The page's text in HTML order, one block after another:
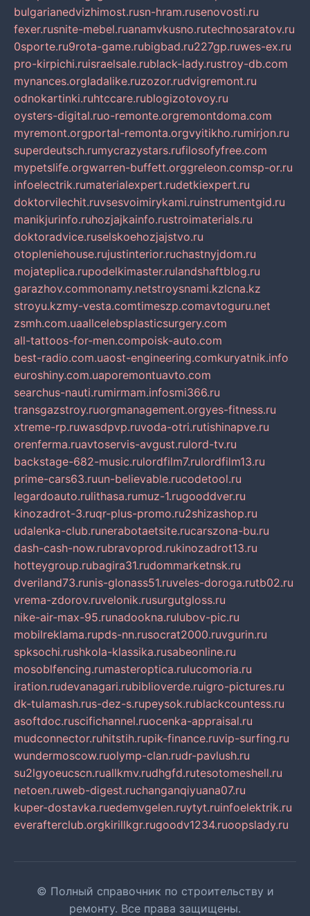
bulgarianedvizhimost.rusn-hram.rusenovosti.ru
fexer.rusnite-mebel.ruanamvkusno.rutechnosaratov.ru
0sporte.ru9rota-game.rubigbad.ru227gp.ruwes-ex.ru
pro-kirpichi.ruisraelsale.rublack-lady.rustroy-db.com
mynances.orgladalike.ruzozor.rudvigremont.ru
odnokartinki.ruhtccare.rublogizotovoy.ru
oysters-digital.ruo-remonte.orgremontdoma.com
myremont.orgportal-remonta.orgvyitikho.rumirjon.ru
superdeutsch.rumycrazystars.rufilosofyfree.com
mypetslife.orgwarren-buffett.orggreleon.comsp-or.ru
infoelectrik.rumaterialexpert.rudetkiexpert.ru
doktorvilechit.ruvsesvoimirykami.ruinstrumentgid.ru
manikjurinfo.ruhozjajkainfo.rustroimaterials.ru
doktoradvice.ruselskoehozjajstvo.ru
otopleniehouse.rujustinterior.ruchastnyjdom.ru
mojateplica.rupodelkimaster.rulandshaftblog.ru
garazhov.commonamy.netstroysnami.kzlcna.kz
stroyu.kzmy-vesta.comtimeszp.comavtoguru.net
zsmh.com.uaallcelebsplasticsurgery.com
all-tattoos-for-men.compoisk-auto.com
best-radio.com.uaost-engineering.comkuryatnik.info
euroshiny.com.uaporemontuavto.com
searchus-nauti.rumirmam.infosmi366.ru
transgazstroy.ruorgmanagement.orgyes-fitness.ru
xtreme-rp.ruwasdpvp.ruvoda-otri.rutishinapve.ru
orenferma.ruavtoservis-avgust.rulord-tv.ru
backstage-682-music.rulordfilm7.rulordfilm13.ru
prime-cars63.ruun-believable.rucodetool.ru
legardoauto.rulithasa.rumuz-1.rugooddver.ru
kinozadrot-3.ruqr-plus-promo.ru2shizashop.ru
udalenka-club.runerabotaetsite.rucarszona-bu.ru
dash-cash-now.rubravoprod.rukinozadrot13.ru
hotteygroup.rubagira31.rudommarketnsk.ru
dveriland73.runis-glonass51.ruveles-doroga.rutb02.ru
vrema-zdorov.ruvelonik.rusurgutgloss.ru
nike-air-max-95.runadookna.rulubov-pic.ru
mobilreklama.rupds-nn.rusocrat2000.ruvgurin.ru
spksochi.rushkola-klassika.rusabeonline.ru
mosoblfencing.rumasteroptica.rulucomoria.ru
iration.rudevanagari.rubiblioverde.ruigro-pictures.ru
dk-tulamash.rus-dez-s.rupeysok.rublackcountess.ru
asoftdoc.ruscifichannel.ruocenka-appraisal.ru
mudconnector.ruhitstih.rupik-finance.ruvip-surfing.ru
wundermoscow.ruolymp-clan.rudr-pavlush.ru
su2lgyoeucscn.ruallkmv.rudhgfd.rutesotomeshell.ru
netoen.ruweb-digest.ruchanganqiyuana07.ru
kuper-dostavka.ruedemvgelen.ruytyt.ruinfoelektrik.ru
everafterclub.orgkirillkgr.rugoodv1234.ruoopslady.ru
© Полный справочник по строительству и
ремонту. Все права защищены.